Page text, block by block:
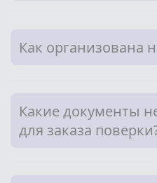
Как организована
Какие документы
для заказа